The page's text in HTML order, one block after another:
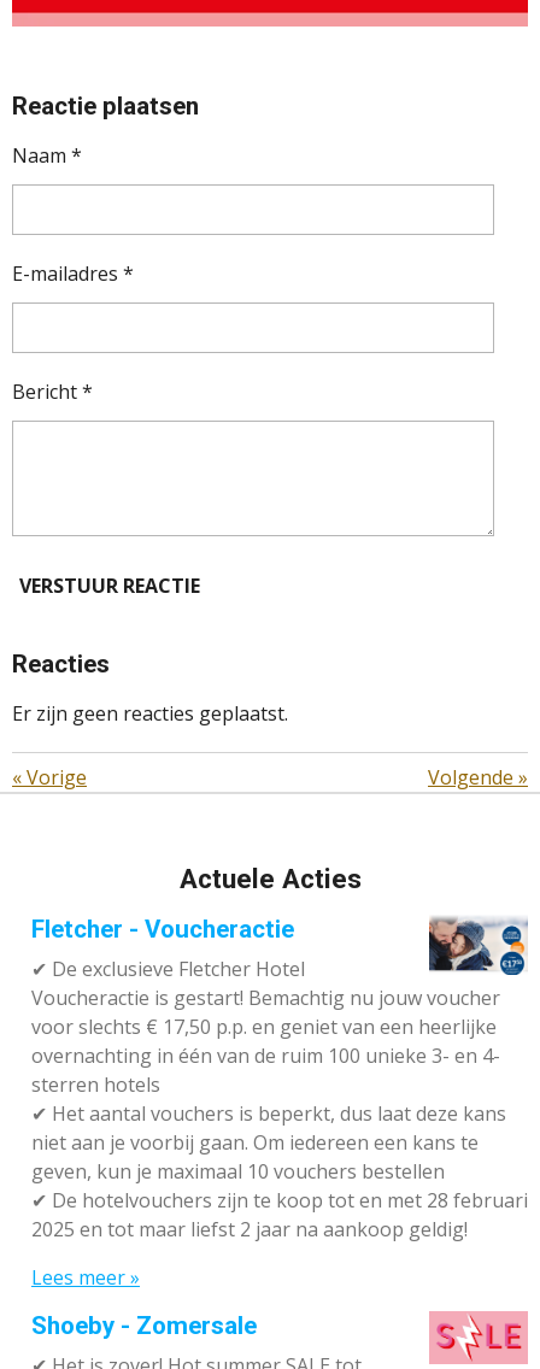
Reactie plaatsen
Naam *
E-mailadres *
Bericht *
VERSTUUR REACTIE
Reacties
Er zijn geen reacties geplaatst.
«Vorige Volgende »
Actuele Acties
Fletcher - Voucheractie
✔ De exclusieve Fletcher Hotel
Voucheractie is gestart! Bemachtig nu jouw voucher
voor slechts € 17,50 p.p. en geniet van een heerlijke
overnachting in één van de ruim 100 unieke 3- en 4-
sterren hotels
✔ Het aantal vouchers is beperkt, dus laat deze kans
niet aan je voorbij gaan. Om iedereen een kans te
geven, kun je maximaal 10 vouchers bestellen
✔ De hotelvouchers zijn te koop tot en met 28 februari
2025 en tot maar liefst 2 jaar na aankoop geldig!
Lees meer »
Shoeby - Zomersale